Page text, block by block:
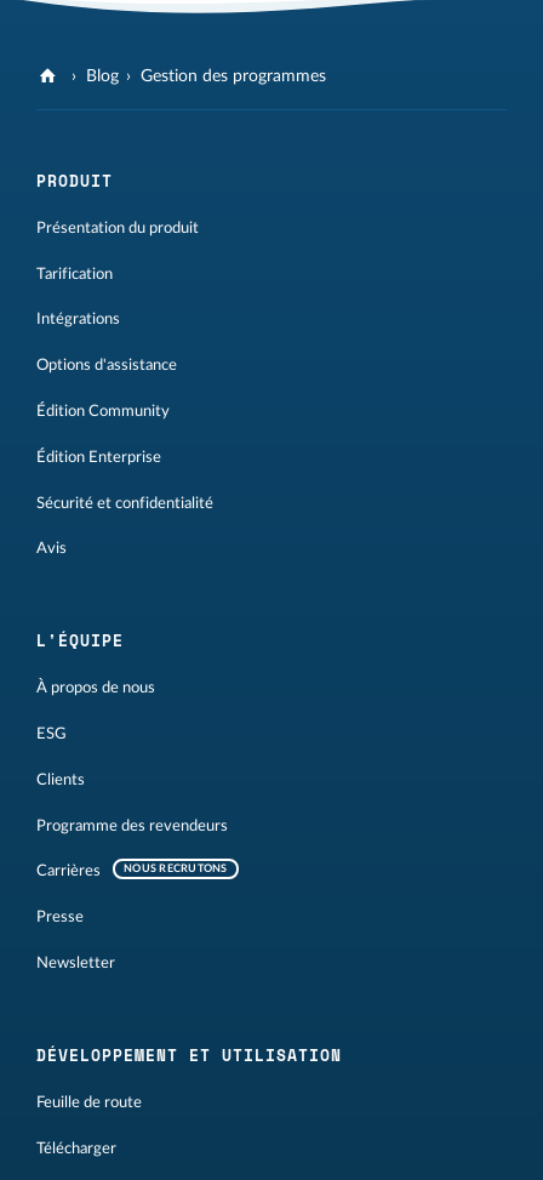
Blog Gestion des programmes
PRODUIT
Présentation du produit
Tarification
Intégrations
Options d'assistance
Édition Community
Édition Enterprise
Sécurité et confidentialité
Avis
L'ÉQUIPE
À propos de nous
ESG
Clients
Programme des revendeurs
Carrières NOUS RECRUTONS
Presse
Newsletter
DÉVELOPPEMENT ET UTILISATION
Feuille de route
Télécharger